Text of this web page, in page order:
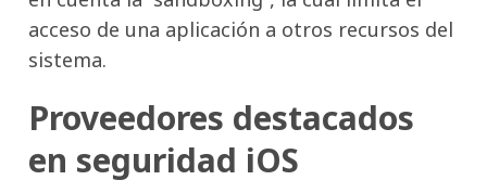
acceso de una aplicación a otros recursos del
sistema.
Proveedores destacados
en seguridad iOS